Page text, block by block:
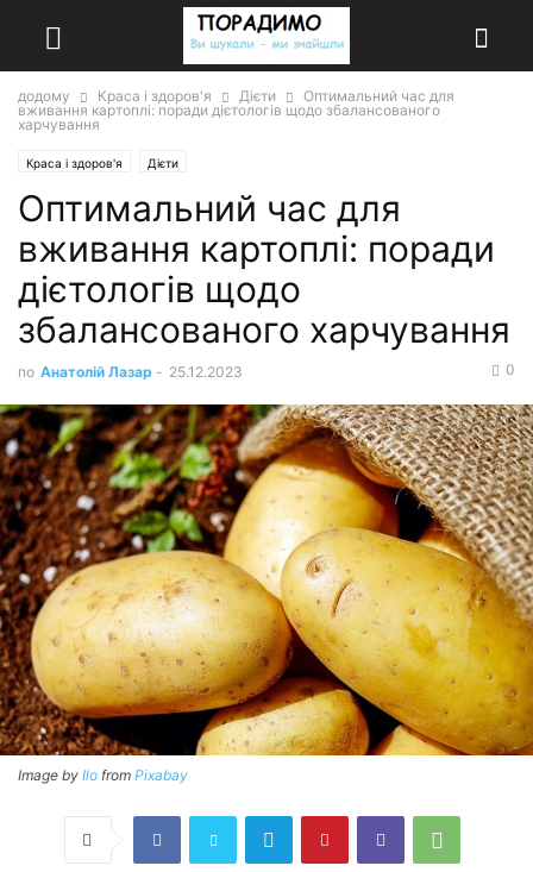
додому Краса і здоров'я Дієти
Оптимальний час для
вживання картоплі: поради дієтологів щодо збалансованого
харчування
Краса і здоров'я Дієти
Оптимальний час для
вживання картоплі: поради
дієтологів щодо
збалансованого харчування
по Анатолій Лазар - 25.12.2023 0
Image by Ilo from Pixabay